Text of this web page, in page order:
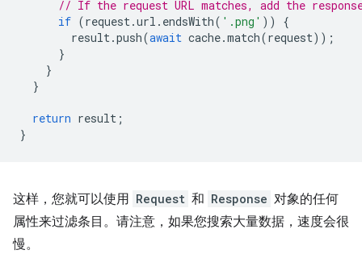
// If the request URL matches, add the
if (request.url . endsWith( '.png' ))
{
result.push(await cache.match(request));
}
}
}
return result ;
}
这样，您就可以使用 Request 和 Response 对象的任何
属性来过滤条目。请注意，如果您搜索大量数据，速度会很
慢。